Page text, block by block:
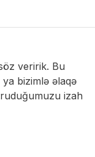
veririk. Bu
ya bizimlə əlaqə
izah